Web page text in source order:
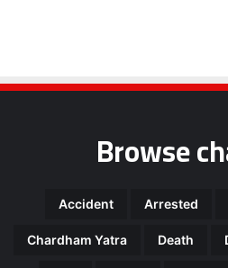
Browse
Accident Arrested
Chardham Yatra Death